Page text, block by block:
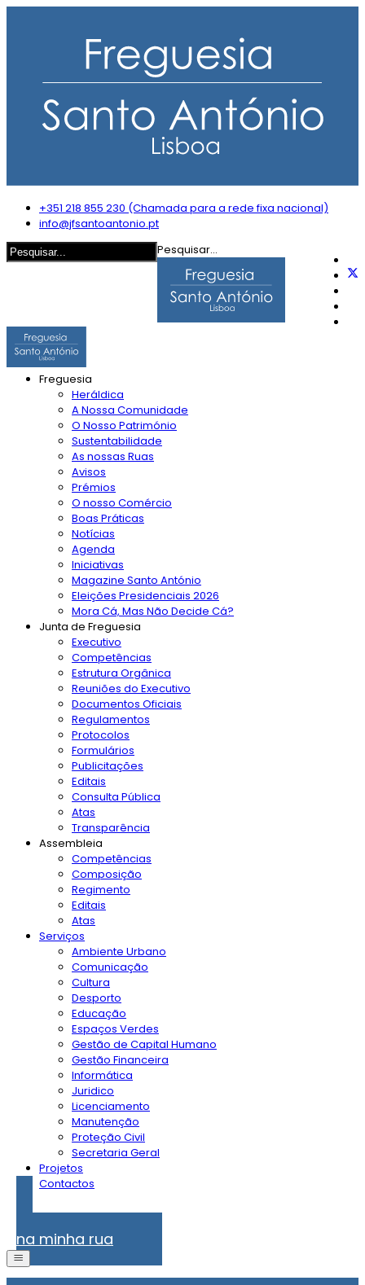
+351 218 855 230 (Chamada para a rede fixa nacional)
info@jfsantoantonio.pt
Pesquisar...
Freguesia
Heráldica
A Nossa Comunidade
O Nosso Património
Sustentabilidade
As nossas Ruas
Avisos
Prémios
O nosso Comércio
Boas Práticas
Notícias
Agenda
Iniciativas
Magazine Santo António
Eleições Presidenciais 2026
Mora Cá, Mas Não Decide Cá?
Junta de Freguesia
Executivo
Competências
Estrutura Orgânica
Reuniões do Executivo
Documentos Oficiais
Regulamentos
Protocolos
Formulários
Publicitações
Editais
Consulta Pública
Atas
Transparência
Assembleia
Competências
Composição
Regimento
Editais
Atas
Serviços
Ambiente Urbano
Comunicação
Cultura
Desporto
Educação
Espaços Verdes
Gestão de Capital Humano
Gestão Financeira
Informática
Juridico
Licenciamento
Manutenção
Proteção Civil
Secretaria Geral
Projetos
Contactos
na minha rua